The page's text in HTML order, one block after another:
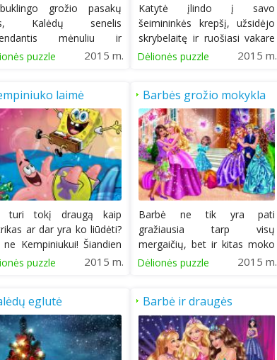
grožio pasakų
Kalėdų senelis
mėnuliu ir
grožio...
puzzle 2015 m.
Katytė įlindo į savo
šeimininkės krepšį, užsidėjo
skrybelaitę ir ruošiasi vakare
eiti...
Dėlionės puzzle 2015 m.
laimė
turi tokį draugą kaip
ar dar yra ko liūdėti?
ne Kempiniukui! Šiandien
puzzle 2015 m.
Barbės grožio mokykla
Barbė ne tik yra pati
gražiausia tarp visų
mergaičių, bet ir kitas moko
tokiomis tapti. Ji...
Dėlionės puzzle 2015 m.
eglutė Barbė ir draugės